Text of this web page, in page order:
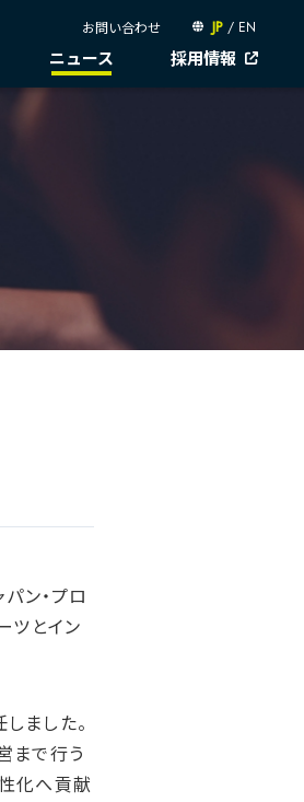
報）
ニュース 採用情報
お問い合わせ JP / EN
ン・プロ
ツとイン
ました。
まで行う
化へ貢献